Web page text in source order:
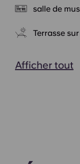
salle de
Terrasse
Afficher tout